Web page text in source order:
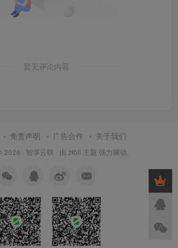
暂无评论内容
免责声明 广告合作 关于我们
2026 · 智享云联 · 由 zibll 主题 强力驱动.